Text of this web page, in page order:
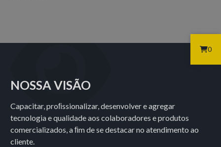
0
NOSSA VISÃO
Capacitar, proﬁssionalizar, desenvolver e agregar
tecnologia e qualidade aos colaboradores e produtos
comercializados, a ﬁm de se destacar no atendimento ao
cliente.